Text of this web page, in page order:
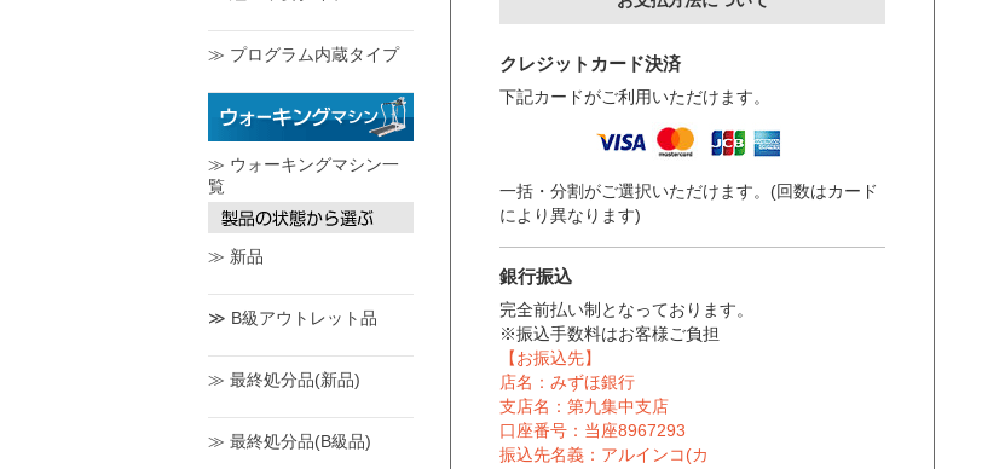
≫ プログラム内蔵タイプ
≫ ウォーキングマシン一
覧
≫ 新品
≫ B級アウトレット品
≫ 最終処分品(新品)
≫ 最終処分品(B級品)
クレジットカード決済
下記カードがご利用いただけます。
一括・分割がご選択いただけます。(回数はカード
により異なります)
銀行振込
完全前払い制となっております。
※振込手数料はお客様ご負担
【お振込先】
店名：みずほ銀行
支店名：第九集中支店
口座番号：当座8967293
振込先名義：アルインコ(カ